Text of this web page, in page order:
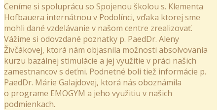
Ceníme si spoluprácu so Spojenou školou s. Klementa
Hofbauera internátnou v Podolínci, vďaka ktorej sme
mohli dané vzdelávanie v našom centre zrealizovať.
Vážime si odovzdané poznatky p. PaedDr. Aleny
Živčákovej, ktorá nám objasnila možnosti absolvovania
kurzu bazálnej stimulácie a jej využitie v práci našich
zamestnancov s deťmi. Podnetné boli tiež informácie p.
PaedDr. Márie Galajdovej, ktorá nás oboznámila
o programe EMOGYM a jeho využitiu v našich
podmienkach.